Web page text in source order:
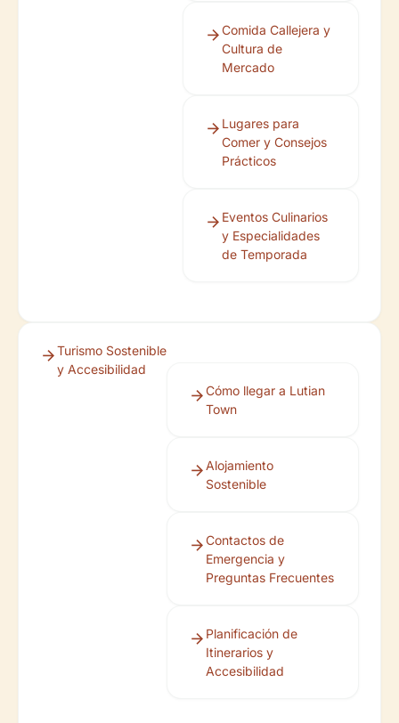
Comida Callejera y
Cultura de
Mercado
Lugares para
Comer y Consejos
Prácticos
Eventos Culinarios
y Especialidades
de Temporada
Turismo Sostenible
y Accesibilidad
Cómo llegar a Lutian
Town
Alojamiento
Sostenible
Contactos de
Emergencia y
Preguntas Frecuentes
Planificación de
Itinerarios y
Accesibilidad